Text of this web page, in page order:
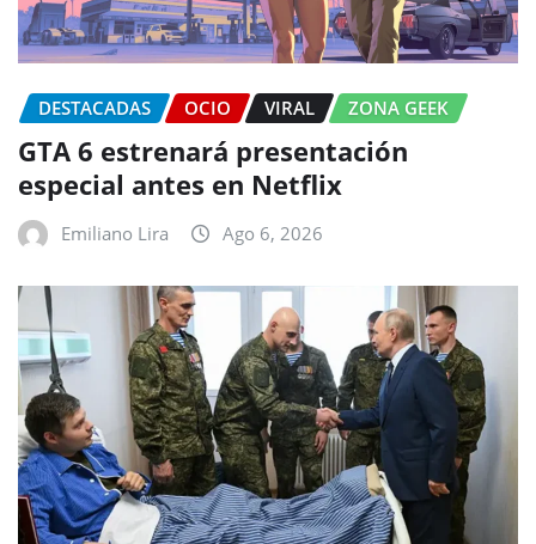
DESTACADAS OCIO VIRAL ZONA GEEK
GTA 6 estrenará presentación
especial antes en Netflix
Emiliano Lira Ago 6, 2026